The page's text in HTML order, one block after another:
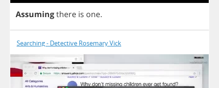
Assumingthere is one.
Searching - Detective Rosemary Vick